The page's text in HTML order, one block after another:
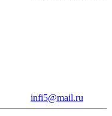
infi5@mail.ru